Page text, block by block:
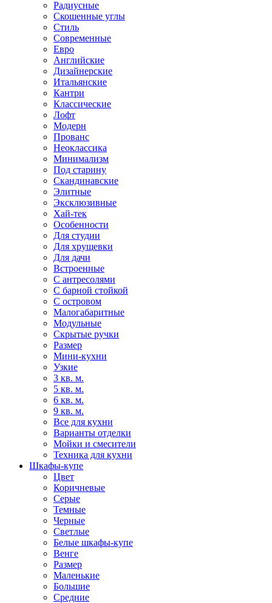
Радиусные
Скошенные углы
Стиль
Современные
Евро
Английские
Дизайнерские
Итальянские
Кантри
Классические
Лофт
Модерн
Прованс
Неоклассика
Минимализм
Под старину
Скандинавские
Элитные
Эксклюзивные
Хай-тек
Особенности
Для студии
Для хрущевки
Для дачи
Встроенные
С антресолями
С барной стойкой
С островом
Малогабаритные
Модульные
Скрытые ручки
Размер
Мини-кухни
Узкие
3 кв. м.
5 кв. м.
6 кв. м.
9 кв. м.
Все для кухни
Варианты отделки
Мойки и смесители
Техника для кухни
Шкафы-купе
Цвет
Коричневые
Серые
Темные
Черные
Светлые
Белые шкафы-купе
Венге
Размер
Маленькие
Большие
Средние